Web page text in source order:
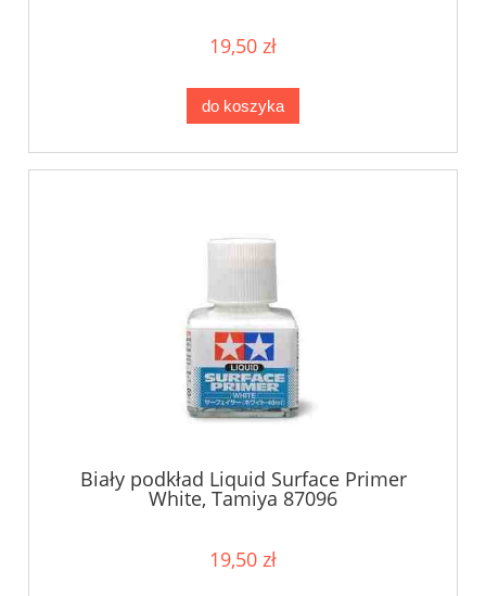
19,50 zł
do koszyka
Biały podkład Liquid Surface Primer
White, Tamiya 87096
19,50 zł